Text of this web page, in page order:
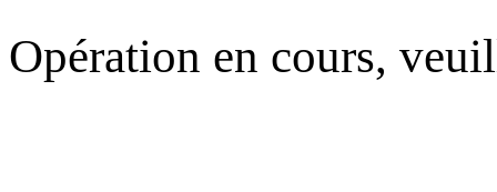
Opération en cours,